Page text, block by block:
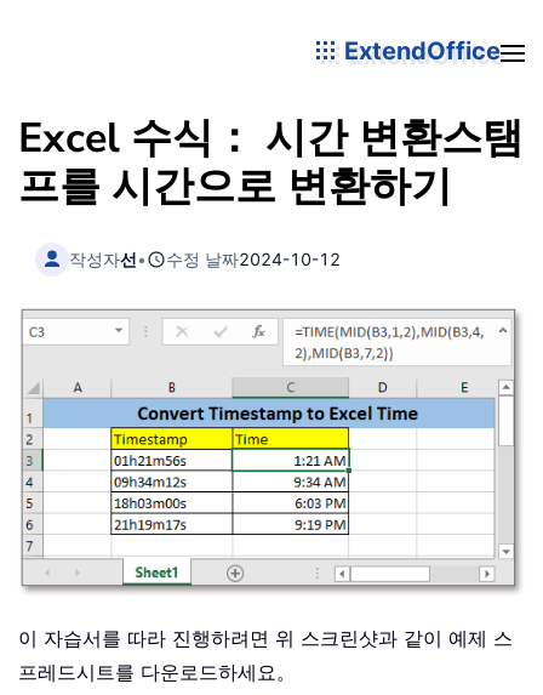
ExtendOffice
Excel 수식： 시간 변환스탬
프를 시간으로 변환하기
작성자선• 수정 날짜2024-10-12
이 자습서를 따라 진행하려면 위 스크린샷과 같이 예제 스
프레드시트를 다운로드하세요。